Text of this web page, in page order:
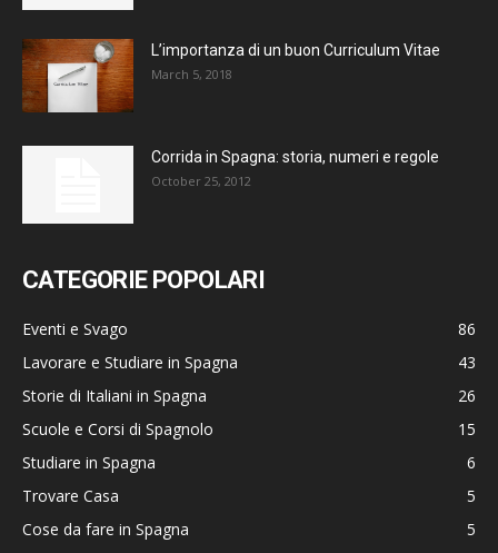
L’importanza di un buon Curriculum Vitae
March 5, 2018
Corrida in Spagna: storia, numeri e regole
October 25, 2012
CATEGORIE POPOLARI
Eventi e Svago
86
Lavorare e Studiare in Spagna
43
Storie di Italiani in Spagna
26
Scuole e Corsi di Spagnolo
15
Studiare in Spagna
6
Trovare Casa
5
Cose da fare in Spagna
5